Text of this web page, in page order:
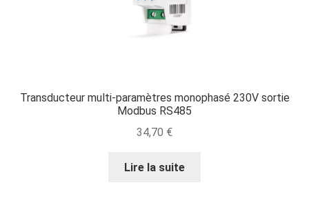
Transducteur multi-paramètres monophasé 230V sortie
Modbus RS485
34,70 €
Lire la suite